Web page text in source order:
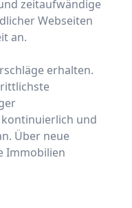
zeitaufwändige
Webseiten
an.
erhalten.
und
Über neue
Immobilien